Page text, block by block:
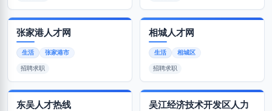
张家港人才网
生活 张家港市
招聘求职
相城人才网
生活 相城区
招聘求职
东吴人才热线
吴江经济技术开发区人力